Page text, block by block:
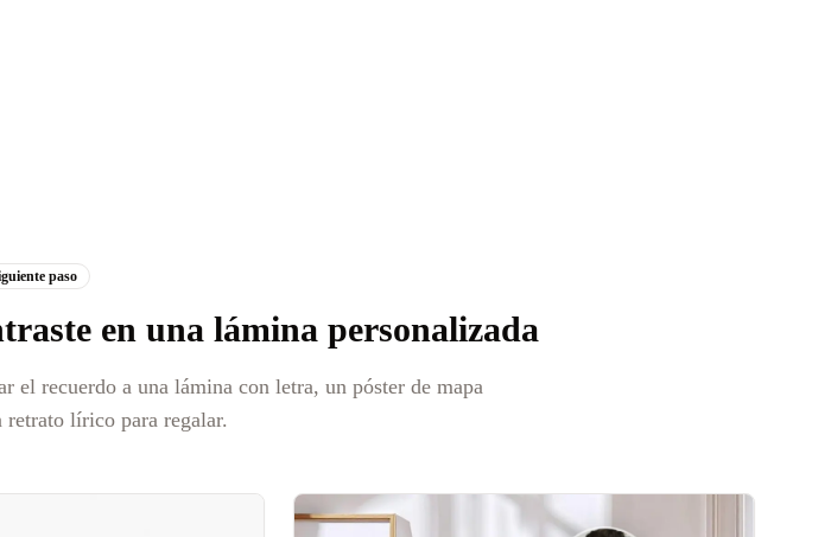
paso
en una lámina personalizada
el recuerdo a una lámina con letra, un póster de mapa
retrato lírico para regalar.